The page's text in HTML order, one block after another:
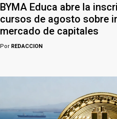
BYMA Educa abre la
cursos de agosto sobre
mercado de capitales
Por REDACCION